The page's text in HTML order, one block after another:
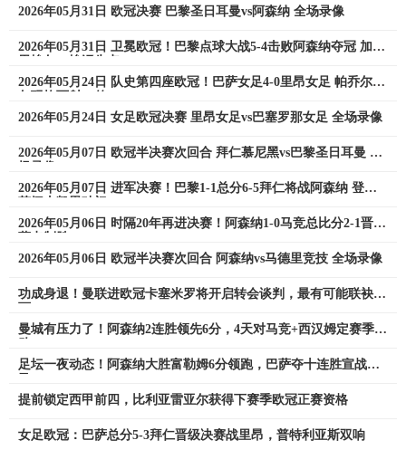
2026年05月31日 欧冠决赛 巴黎圣日耳曼vs阿森纳 全场录像
2026年05月31日 卫冕欧冠！巴黎点球大战5-4击败阿森纳夺冠 加布
2026年05月24日 队史第四座欧冠！巴萨女足4-0里昂女足 帕乔尔萨
2026年05月24日 女足欧冠决赛 里昂女足vs巴塞罗那女足 全场录像
2026年05月07日 欧冠半决赛次回合 拜仁慕尼黑vs巴黎圣日耳曼 全
2026年05月07日 进军决赛！巴黎1-1总分6-5拜仁将战阿森纳 登贝
2026年05月06日 时隔20年再进决赛！阿森纳1-0马竞总比分2-1晋级
2026年05月06日 欧冠半决赛次回合 阿森纳vs马德里竞技 全场录像
功成身退！曼联进欧冠卡塞米罗将开启转会谈判，最有可能联袂梅
曼城有压力了！阿森纳2连胜领先6分，4天对马竞+西汉姆定赛季成
足坛一夜动态！阿森纳大胜富勒姆6分领跑，巴萨夺十连胜宣战皇
提前锁定西甲前四，比利亚雷亚尔获得下赛季欧冠正赛资格
女足欧冠：巴萨总分5-3拜仁晋级决赛战里昂，普特利亚斯双响